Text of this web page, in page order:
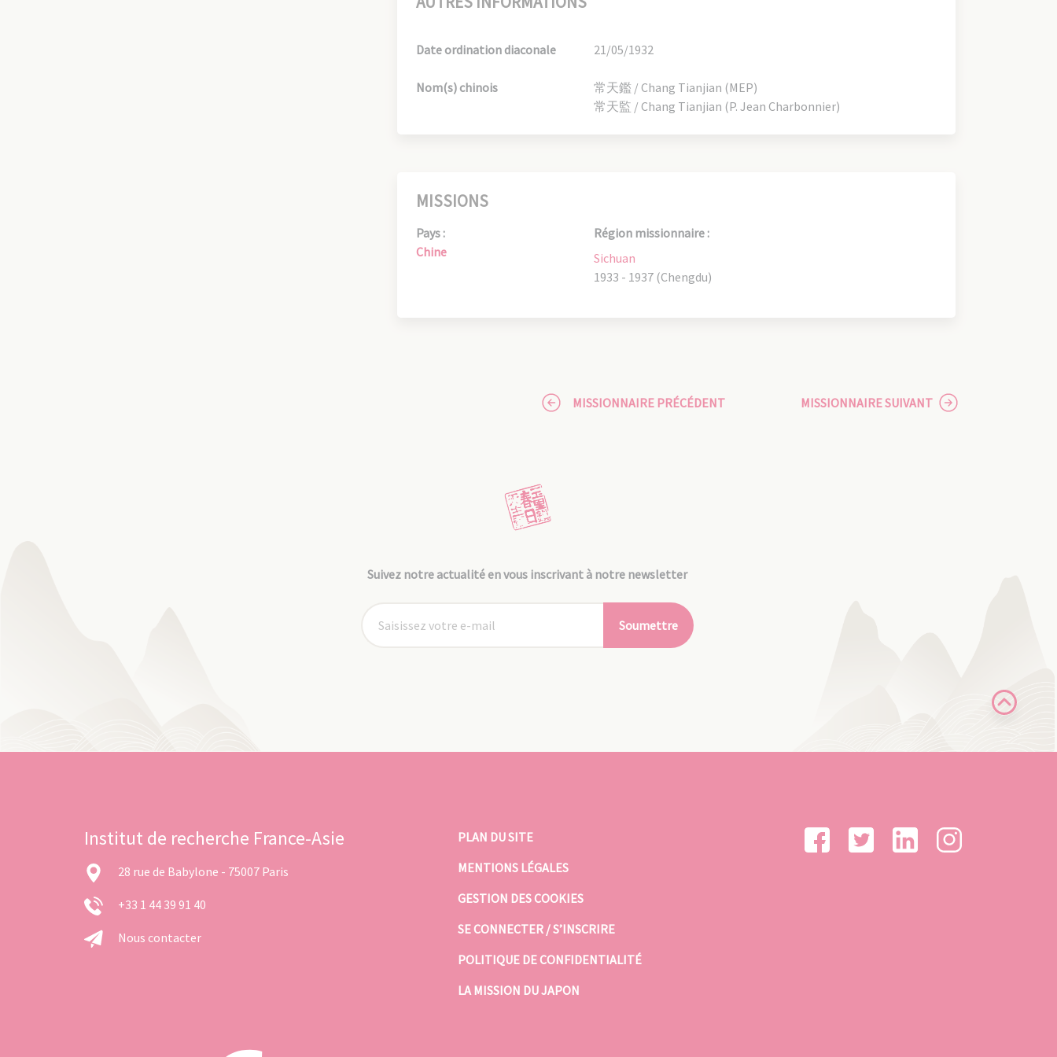
Date ordination diaconale 21/05/1932
Nom(s) chinois
常天鑑 / Chang Tianjian (MEP)
常天監 / Chang Tianjian (P. Jean Charbonnier)
MISSIONS
Pays :
Chine
Région missionnaire :
Sichuan
1933 - 1937 (Chengdu)
MISSIONNAIRE PRÉCÉDENT MISSIONNAIRE SUIVANT
Suivez notre actualité en vous inscrivant à notre newsletter
Soumettre
Institut de recherche France-Asie
28 rue de Babylone - 75007 Paris
+33 1 44 39 91 40
Nous contacter
PLAN DU SITE
MENTIONS LÉGALES
GESTION DES COOKIES
SE CONNECTER / S’INSCRIRE
POLITIQUE DE CONFIDENTIALITÉ
LA MISSION DU JAPON